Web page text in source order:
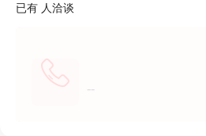
已有 人洽谈
--